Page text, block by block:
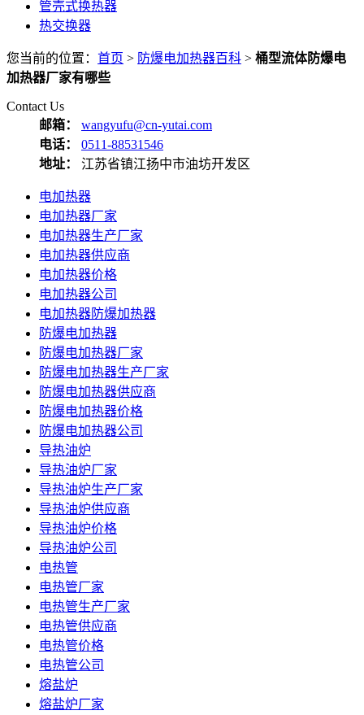
管壳式换热器
热交换器
您当前的位置： 首页 > 防爆电加热器百科 > 桶型流体防爆电
加热器厂家有哪些
Contact Us
邮箱：
wangyufu@cn-yutai.com
电话：
0511-88531546
地址：
江苏省镇江扬中市油坊开发区
电加热器
电加热器厂家
电加热器生产厂家
电加热器供应商
电加热器价格
电加热器公司
电加热器防爆加热器
防爆电加热器
防爆电加热器厂家
防爆电加热器生产厂家
防爆电加热器供应商
防爆电加热器价格
防爆电加热器公司
导热油炉
导热油炉厂家
导热油炉生产厂家
导热油炉供应商
导热油炉价格
导热油炉公司
电热管
电热管厂家
电热管生产厂家
电热管供应商
电热管价格
电热管公司
熔盐炉
熔盐炉厂家